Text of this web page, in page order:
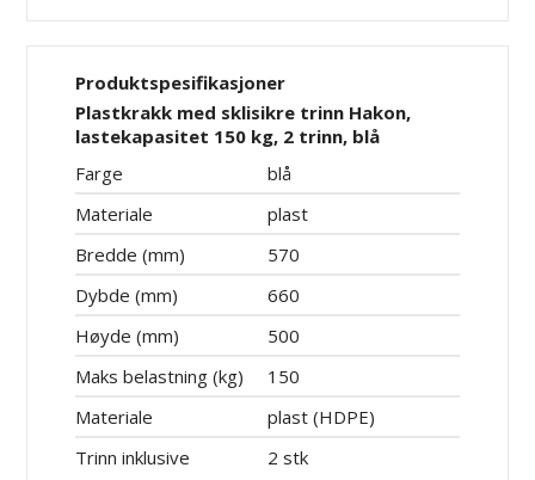
Produktspesifikasjoner
Plastkrakk med sklisikre trinn Hakon,
lastekapasitet 150 kg, 2 trinn, blå
Farge
blå
Materiale
plast
Bredde (mm)
570
Dybde (mm)
660
Høyde (mm)
500
Maks belastning (kg)
150
Materiale
plast (HDPE)
Trinn inklusive
2 stk